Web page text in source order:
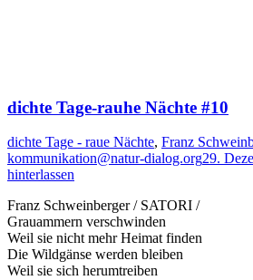
dichte Tage-rauhe Nächte #10
dichte Tage - raue Nächte, Franz
kommunikation@natur-dialog.org29.
hinterlassen
Franz Schweinberger / SATORI /
Grauammern verschwinden
Weil sie nicht mehr Heimat finden
Die Wildgänse werden bleiben
Weil sie sich herumtreiben